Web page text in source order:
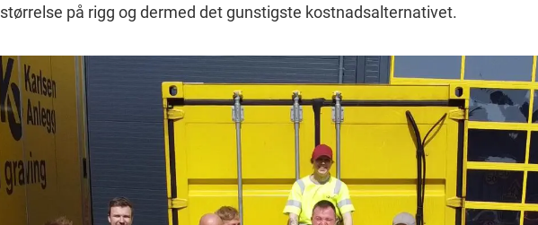
størrelse på rigg og dermed det gunstigste kostnadsalternativet.